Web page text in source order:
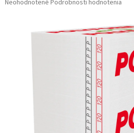
Priemerné
Neohodnotené Podrobnosti hodnotenia